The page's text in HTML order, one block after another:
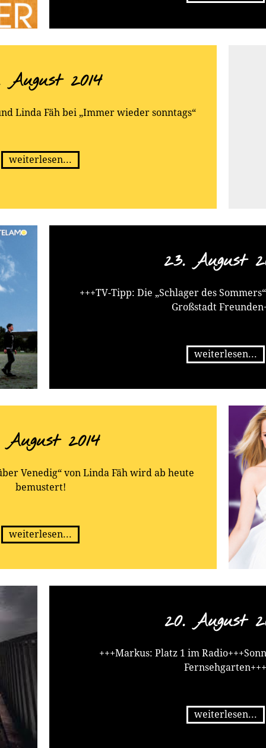
August 2014
Linda Fäh bei „Immer wieder sonntags“
weiterlesen...
23. August
+++TV-Tipp: Die „Schlager des
Großstadt
weiterlesen...
August 2014
Venedig“ von Linda Fäh wird ab heute
bemustert!
weiterlesen...
20. August
+++Markus: Platz 1 im
weiterlesen...